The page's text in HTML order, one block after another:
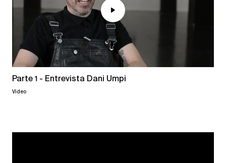
Parte 1 - Entrevista Dani Umpi
Video